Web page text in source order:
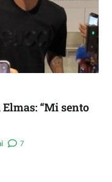
“Mi sento
7